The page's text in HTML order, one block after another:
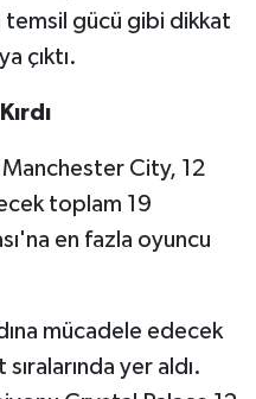
temsil gücü gibi dikkat
çıktı.
City, 12
toplam 19
en fazla oyuncu
mücadele edecek
yer aldı.